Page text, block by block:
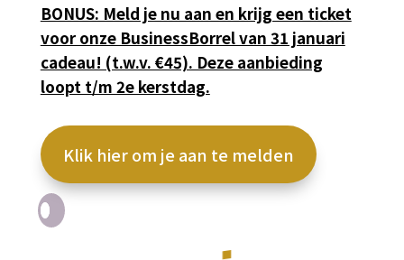
BONUS: Meld je nu aan en krijg een ticket
voor onze BusinessBorrel van 31 januari
cadeau! (t.w.v. €45). Deze aanbieding
loopt t/m 2e kerstdag.
Klik hier om je aan te melden